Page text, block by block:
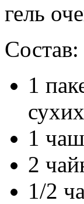
гель
Состав:
1
1
2
1/2